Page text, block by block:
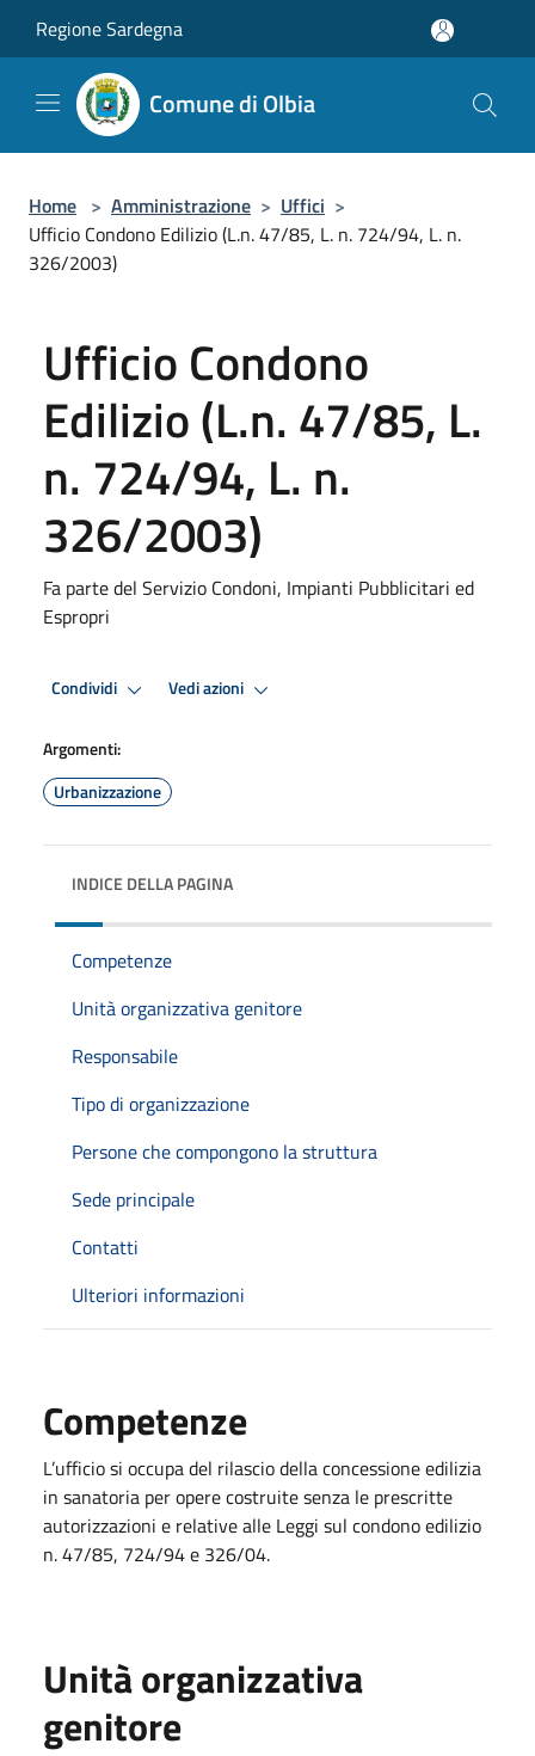
Regione Sardegna
Comune di Olbia
Home > Amministrazione > Uffici >
Ufficio Condono Edilizio (L.n. 47/85, L. n. 724/94, L. n.
326/2003)
Ufficio Condono
Edilizio (L.n. 47/85, L.
n. 724/94, L. n.
326/2003)
Fa parte del Servizio Condoni, Impianti Pubblicitari ed
Espropri
Condividi Vedi azioni
Argomenti:
Urbanizzazione
INDICE DELLA PAGINA
Competenze
Unità organizzativa genitore
Responsabile
Tipo di organizzazione
Persone che compongono la struttura
Sede principale
Contatti
Ulteriori informazioni
Competenze
L’ufficio si occupa del rilascio della concessione edilizia
in sanatoria per opere costruite senza le prescritte
autorizzazioni e relative alle Leggi sul condono edilizio
n. 47/85, 724/94 e 326/04.
Unità organizzativa
genitore